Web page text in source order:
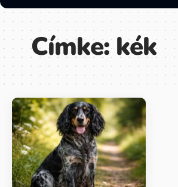
Címke:kék